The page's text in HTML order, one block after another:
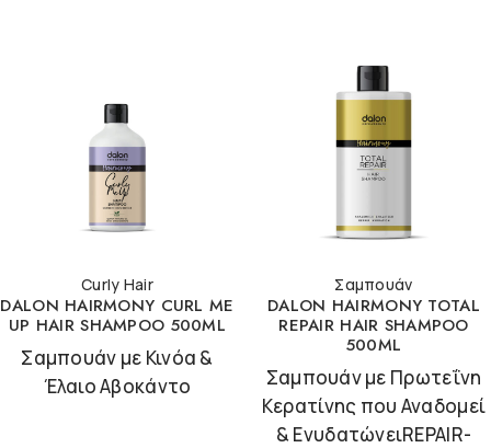
Curly Hair
DALON HAIRMONY CURL ME
UP HAIR SHAMPOO 500ML
Σαμπουάν με Κινόα &
Έλαιο Αβοκάντο
Σαμπουάν
DALON HAIRMONY TOTAL
REPAIR HAIR SHAMPOO
500ML
Σαμπουάν με Πρωτεΐνη
Κερατίνης που Αναδομεί
& ΕνυδατώνειREPAIR-